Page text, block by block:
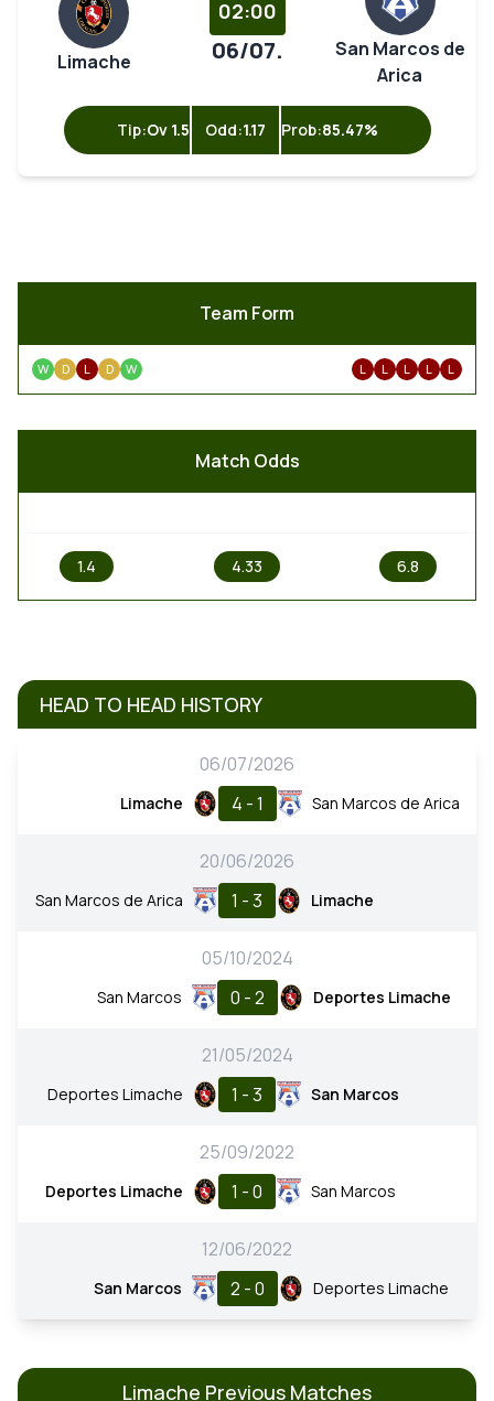
Limache
02:00
06/07.
San Marcos de
Arica
Tip:Ov 1.5 Odd:1.17 Prob:85.47%
Team Form
W D L D W L L L L L
Match Odds
1.4 4.33 6.8
HEAD TO HEAD HISTORY
06/07/2026
Limache 4 - 1 San Marcos de Arica
20/06/2026
San Marcos de Arica 1 - 3 Limache
05/10/2024
San Marcos 0 - 2 Deportes Limache
21/05/2024
Deportes Limache 1 - 3 San Marcos
25/09/2022
Deportes Limache 1 - 0 San Marcos
12/06/2022
San Marcos 2 - 0 Deportes Limache
Limache Previous Matches